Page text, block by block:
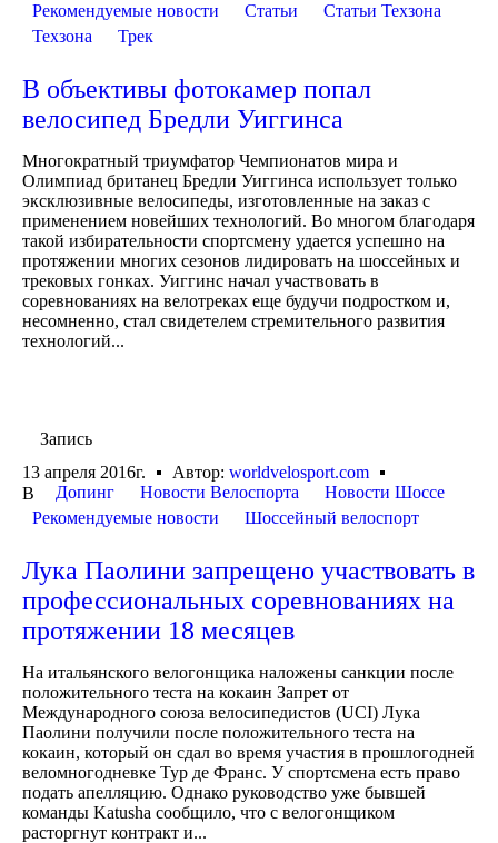
Рекомендуемые новости
Статьи
Статьи Техзона
Техзона
Трек
В объективы фотокамер попал
велосипед Бредли Уиггинса
Многократный триумфатор Чемпионатов мира и
Олимпиад британец Бредли Уиггинса использует только
эксклюзивные велосипеды, изготовленные на заказ с
применением новейших технологий. Во многом благодаря
такой избирательности спортсмену удается успешно на
протяжении многих сезонов лидировать на шоссейных и
трековых гонках. Уиггинс начал участвовать в
соревнованиях на велотреках еще будучи подростком и,
несомненно, стал свидетелем стремительного развития
технологий...
Запись
13 апреля 2016г.
Автор: worldvelosport.com
В
Допинг Новости Велоспорта
Новости Шоссе
Рекомендуемые новости
Шоссейный велоспорт
Лука Паолини запрещено участвовать в
профессиональных соревнованиях на
протяжении 18 месяцев
На итальянского велогонщика наложены санкции после
положительного теста на кокаин Запрет от
Международного союза велосипедистов (UCI) Лука
Паолини получили после положительного теста на
кокаин, который он сдал во время участия в прошлогодней
веломногодневке Тур де Франс. У спортсмена есть право
подать апелляцию. Однако руководство уже бывшей
команды Katusha сообщило, что с велогонщиком
расторгнут контракт и...